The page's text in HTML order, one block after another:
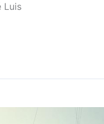
Luis